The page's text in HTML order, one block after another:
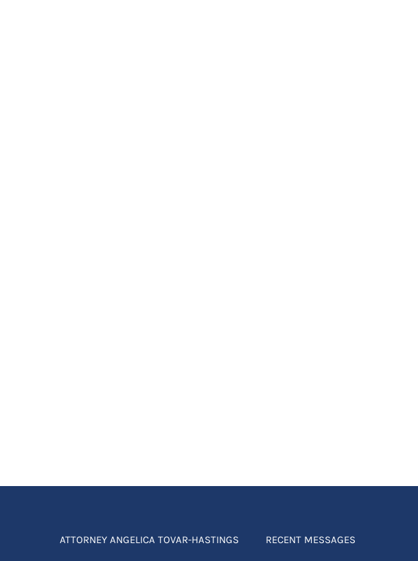
ATTORNEY ANGELICA TOVAR-HASTINGS RECENT MESSAGES